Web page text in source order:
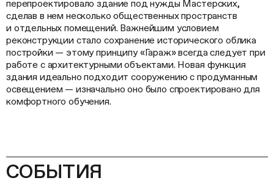
перепроектировало здание под нужды Мастерских,
сделав в нем несколько общественных пространств
и отдельных помещений. Важнейшим условием
реконструкции стало сохранение исторического облика
постройки — этому принципу «Гараж» всегда следует при
работе с архитектурными объектами. Новая функция
здания идеально подходит сооружению с продуманным
освещением — изначально оно было спроектировано для
комфортного обучения.
СОБЫТИЯ